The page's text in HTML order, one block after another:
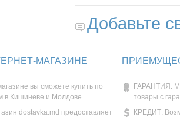
Добавьте
МАГАЗИНЕ
вы сможете купить по
в Кишиневе и Молдове.
dostavka.md предоставляет
ГАРАНТИЯ:
товары с
КРЕДИТ: